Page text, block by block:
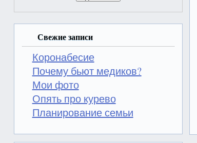
Свежие записи
Коронабесие
Почему бьют медиков?
Мои фото
Опять про курево
Планирование семьи